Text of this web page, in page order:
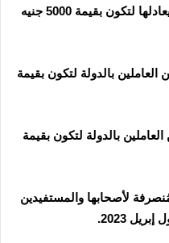
بالنسبة للدرجة الثالثة النوعية وما يعادلها لتكون بقيمة 5000 جنيه
بالدولة لتكون بقيمة
بالدولة لتكون بقيمة
لأصحابها والمستفيدين
.